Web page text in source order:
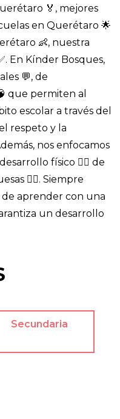
🏅, mejores
en Querétaro 🌟
👶, nuestra
En Kínder Bosques,
💬, de
que permiten al
escolar a través del
respeto y la
nos enfocamos
físico 🏃‍♂️ de
🤸‍♀️. Siempre
aprender con una
un desarrollo
Secundaria